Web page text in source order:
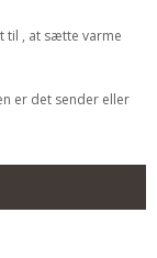
til , at sætte varme
er det sender eller